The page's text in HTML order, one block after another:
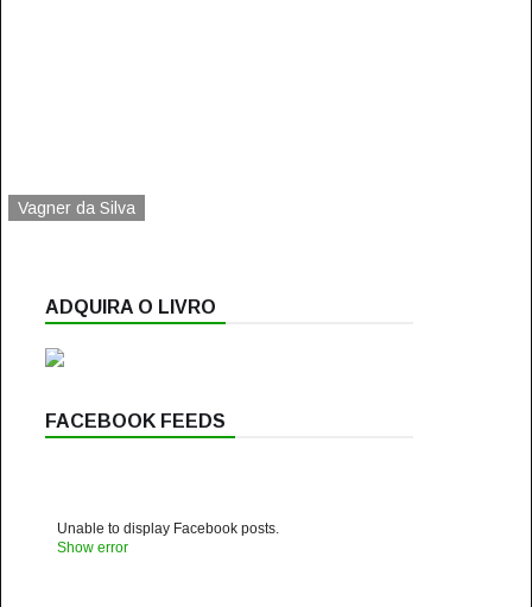
Vagner da Silva
ADQUIRA O LIVRO
FACEBOOK FEEDS
Unable to display Facebook posts.
Show error